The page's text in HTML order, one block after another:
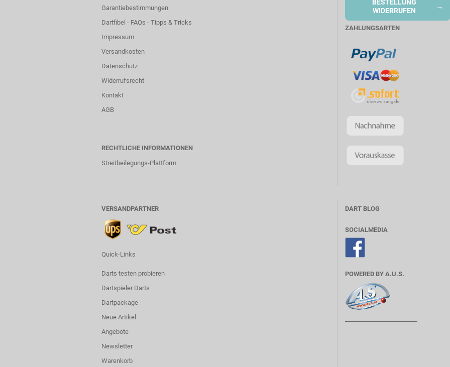
Garantiebestimmungen
Dartfibel - FAQs - Tipps & Tricks
Impressum
Versandkosten
Datenschutz
Widerrufsrecht
Kontakt
AGB
RECHTLICHE INFORMATIONEN
Streitbeilegungs-Plattform
BESTELLUNG
WIDERRUFEN
→
ZAHLUNGSARTEN
VERSANDPARTNER
Quick-Links
Darts testen probieren
Dartspieler Darts
Dartpackage
Neue Artikel
Angebote
Newsletter
Warenkorb
DART BLOG
SOCIALMEDIA
POWERED BY A.U.S.